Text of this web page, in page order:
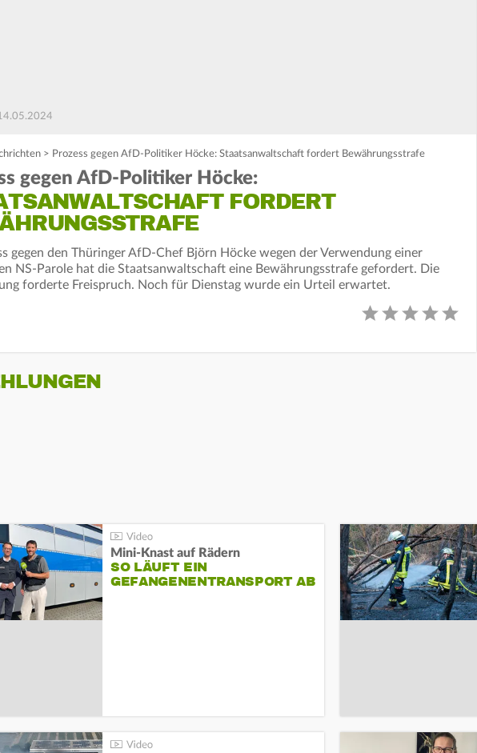
> Prozess gegen AfD-Politiker Höcke: Staatsanwaltschaft fordert Bewährungsstrafe
gegen AfD-Politiker Höcke:
FORDERT
gegen den Thüringer AfD-Chef Björn Höcke wegen der Verwendung einer
NS-Parole hat die Staatsanwaltschaft eine Bewährungsstrafe gefordert. Die
forderte Freispruch. Noch für Dienstag wurde ein Urteil erwartet.
Mini-Knast auf Rädern
SO LÄUFT EIN
GEFANGENENTRANSPORT AB